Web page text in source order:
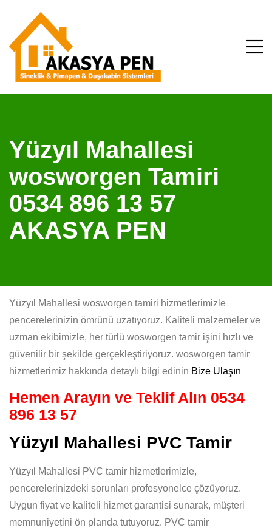
Yüzyıl Mahallesi
wosworgen Tamiri
0534 896 13 57
AKASYA PEN
Yüzyıl Mahallesi wosworgen tamiri hizmetlerimizle
pencerelerinizin ömrünü uzatıyoruz. Kaliteli malzemeler ve
uzman ekibimizle, her türlü wosworgen tamir işini hızlı ve
güvenilir bir şekilde gerçekleştiriyoruz. wosworgen tamir
hizmetlerimiz hakkında detaylı bilgi edinin Bize Ulaşın
Hemen Arayın ve Teklif Alın 0534
896 13 57
Yüzyıl Mahallesi PVC Tamir
Yüzyıl Mahallesi PVC tamir hizmetlerimizle,
pencerelerinizdeki sorunları profesyonelce çözüyoruz.
Uygun fiyat ve kaliteli hizmet garantisi sunarak, müşteri
memnuniyetini ön planda tutuyoruz. PVC tamir